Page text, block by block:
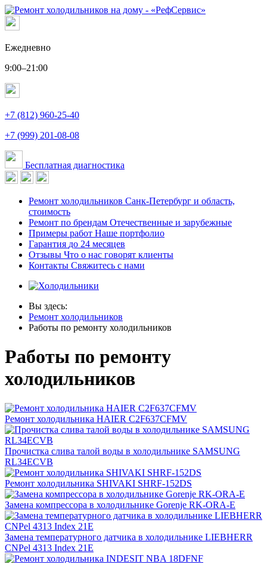
Ежедневно
9:00–21:00
+7 (812) 960-25-40
+7 (999) 201-08-08
Бесплатная диагностика
Ремонт холодильников Санк-Петербург и область,
стоимость
Ремонт по брендам Отечественные и зарубежные
Примеры работ Наше портфолио
Гарантия до 24 месяцев
Отзывы Что о нас говорят клиенты
Контакты Свяжитесь с нами
Вы здесь:
Ремонт холодильников
Работы по ремонту холодильников
Работы по ремонту
холодильников
Ремонт холодильника HAIER C2F637CFMV
Прочистка слива талой воды в холодильнике SAMSUNG
RL34ECVB
Ремонт холодильника SHIVAKI SHRF-152DS
Замена компрессора в холодильнике Gorenje RK-ORA-E
Замена температурного датчика в холодильнике LIEBHERR
CNPel 4313 Index 21E